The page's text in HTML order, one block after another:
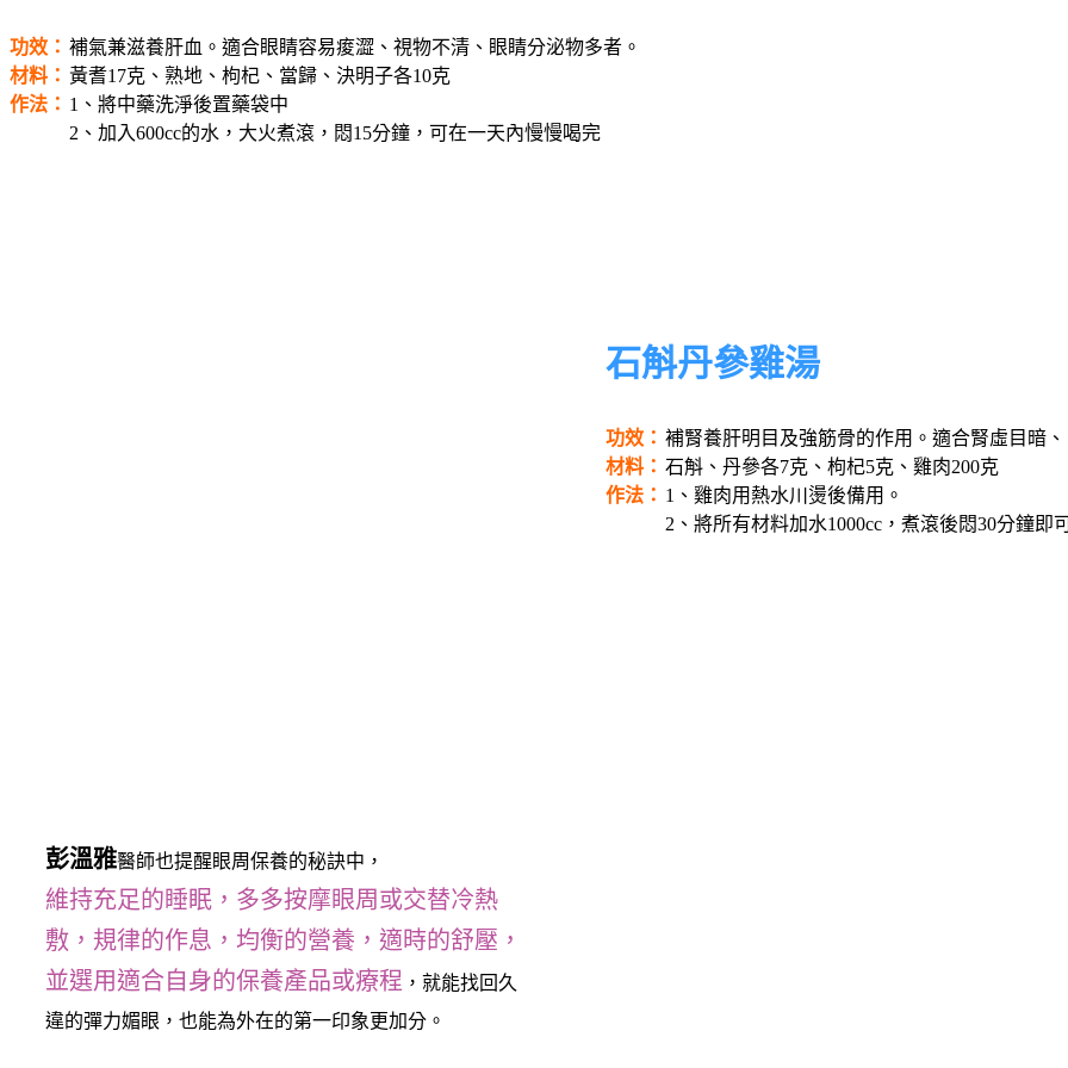
功效： 補氣兼滋養肝血。適合眼睛容易痠澀、視物不清、眼睛分泌物多者。
材料： 黃耆17克、熟地、枸杞、當歸、決明子各10克
作法： 1、將中藥洗淨後置藥袋中
2、加入600cc的水，大火煮滾，悶15分鐘，可在一天內慢慢喝完
石斛丹參雞湯
功效： 補腎養肝明目及強筋骨的作用。適合腎虛目暗、
材料： 石斛、丹參各7克、枸杞5克、雞肉200克
作法： 1、雞肉用熱水川燙後備用。
2、將所有材料加水1000cc，煮滾後悶30分鐘即
彭溫雅醫師也提醒眼周保養的秘訣中，
維持充足的睡眠，多多按摩眼周或交替冷熱
敷，規律的作息，均衡的營養，適時的舒壓，
並選用適合自身的保養產品或療程 ，就能找回久
違的彈力媚眼，也能為外在的第一印象更加分。